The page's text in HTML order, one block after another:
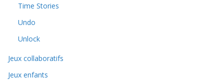
Time Stories
Undo
Unlock
Jeux collaboratifs
Jeux enfants